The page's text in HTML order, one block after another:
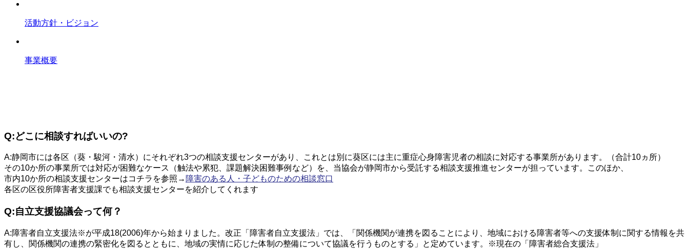
活動方針・ビジョン
事業概要
Q:どこに相談すればいいの?
A:静岡市には各区（葵・駿河・清水）にそれぞれ3つの相談支援センターがあり、これとは別に葵区には主に重症心身障害児者の相談に対応する事業所があります。（合計10ヵ所）
その10か所の事業所では対応が困難なケース（触法や累犯、課題解決困難事例など）を、当協会が静岡市から受託する相談支援推進センターが担っています。このほか、
市内10か所の相談支援センターはコチラを参照→ 障害のある人・子どものための相談窓口
各区の区役所障害者支援課でも相談支援センターを紹介してくれます
Q:自立支援協議会って何？
A:障害者自立支援法※が平成18(2006)年から始まりました。改正「障害者自立支援法」では、「関係機関が連携を図ることにより、地域における障害者等への支援体制に関する情報を共
有し、関係機関の連携の緊密化を図るとともに、地域の実情に応じた体制の整備について協議を行うものとする」と定めています。※現在の「障害者総合支援法」